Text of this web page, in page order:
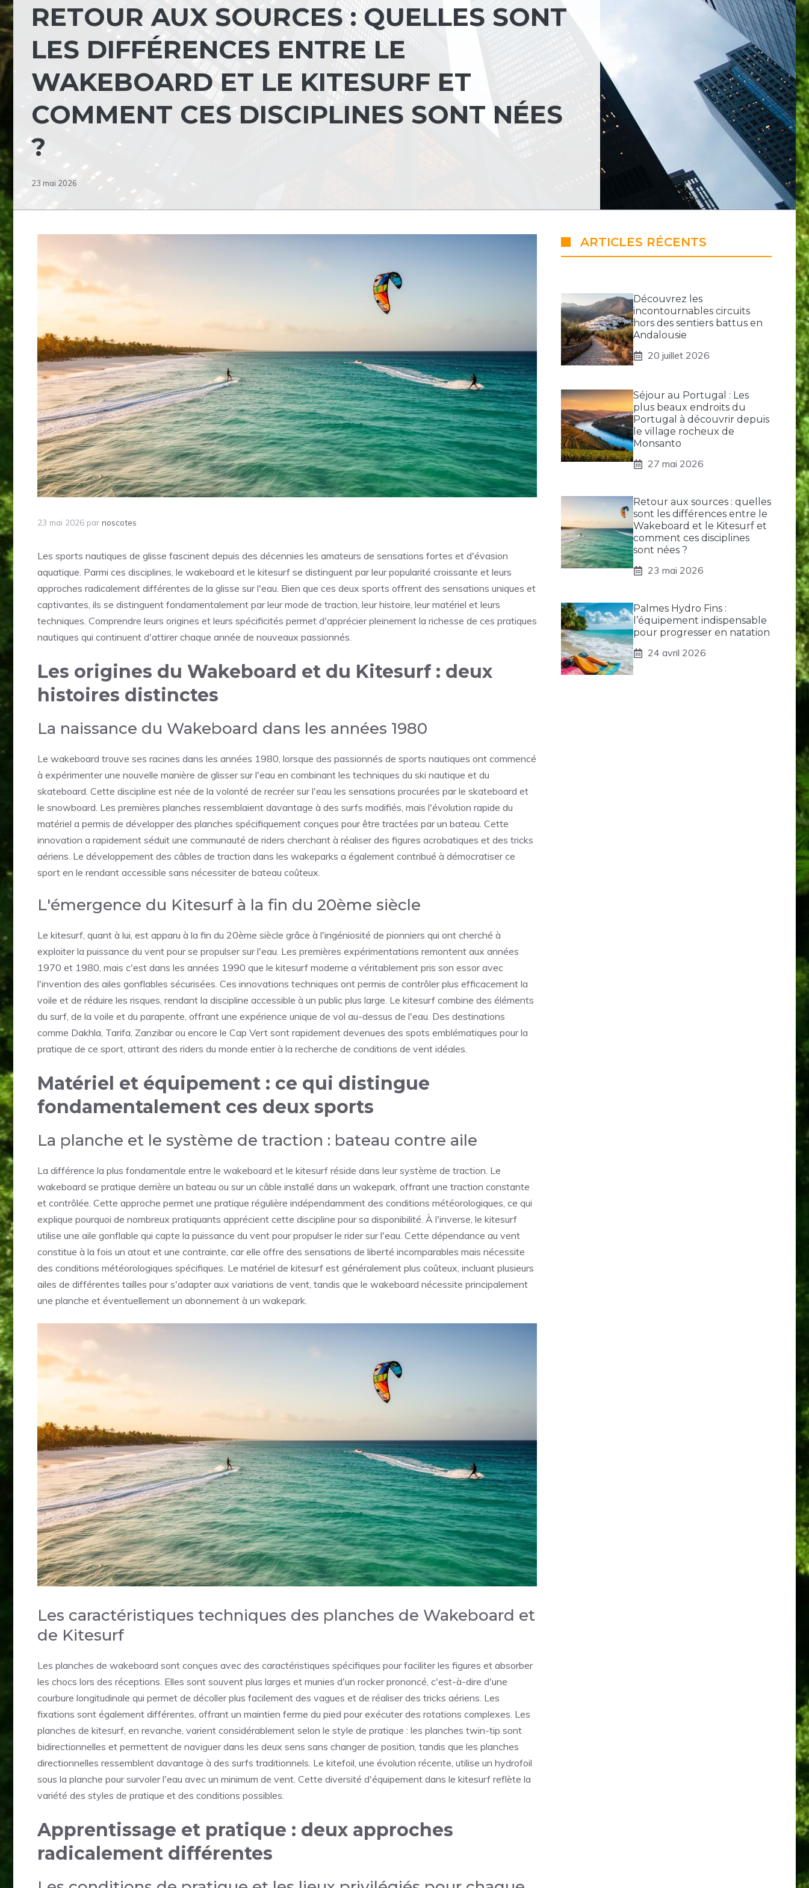
RETOUR AUX SOURCES : QUELLES SONT
LES DIFFÉRENCES ENTRE LE
WAKEBOARD ET LE KITESURF ET
COMMENT CES DISCIPLINES SONT NÉES
?
23 mai 2026
23 mai 2026 par noscotes
Les sports nautiques de glisse fascinent depuis des décennies les amateurs de sensations fortes et d'évasion
aquatique. Parmi ces disciplines, le wakeboard et le kitesurf se distinguent par leur popularité croissante et leurs
approches radicalement différentes de la glisse sur l'eau. Bien que ces deux sports offrent des sensations uniques et
captivantes, ils se distinguent fondamentalement par leur mode de traction, leur histoire, leur matériel et leurs
techniques. Comprendre leurs origines et leurs spécificités permet d'apprécier pleinement la richesse de ces pratiques
nautiques qui continuent d'attirer chaque année de nouveaux passionnés.
Les origines du Wakeboard et du Kitesurf : deux
histoires distinctes
La naissance du Wakeboard dans les années 1980
Le wakeboard trouve ses racines dans les années 1980, lorsque des passionnés de sports nautiques ont commencé
à expérimenter une nouvelle manière de glisser sur l'eau en combinant les techniques du ski nautique et du
skateboard. Cette discipline est née de la volonté de recréer sur l'eau les sensations procurées par le skateboard et
le snowboard. Les premières planches ressemblaient davantage à des surfs modifiés, mais l'évolution rapide du
matériel a permis de développer des planches spécifiquement conçues pour être tractées par un bateau. Cette
innovation a rapidement séduit une communauté de riders cherchant à réaliser des figures acrobatiques et des tricks
aériens. Le développement des câbles de traction dans les wakeparks a également contribué à démocratiser ce
sport en le rendant accessible sans nécessiter de bateau coûteux.
L'émergence du Kitesurf à la fin du 20ème siècle
Le kitesurf, quant à lui, est apparu à la fin du 20ème siècle grâce à l'ingéniosité de pionniers qui ont cherché à
exploiter la puissance du vent pour se propulser sur l'eau. Les premières expérimentations remontent aux années
1970 et 1980, mais c'est dans les années 1990 que le kitesurf moderne a véritablement pris son essor avec
l'invention des ailes gonflables sécurisées. Ces innovations techniques ont permis de contrôler plus efficacement la
voile et de réduire les risques, rendant la discipline accessible à un public plus large. Le kitesurf combine des éléments
du surf, de la voile et du parapente, offrant une expérience unique de vol au-dessus de l'eau. Des destinations
comme Dakhla, Tarifa, Zanzibar ou encore le Cap Vert sont rapidement devenues des spots emblématiques pour la
pratique de ce sport, attirant des riders du monde entier à la recherche de conditions de vent idéales.
Matériel et équipement : ce qui distingue
fondamentalement ces deux sports
La planche et le système de traction : bateau contre aile
La différence la plus fondamentale entre le wakeboard et le kitesurf réside dans leur système de traction. Le
wakeboard se pratique derrière un bateau ou sur un câble installé dans un wakepark, offrant une traction constante
et contrôlée. Cette approche permet une pratique régulière indépendamment des conditions météorologiques, ce qui
explique pourquoi de nombreux pratiquants apprécient cette discipline pour sa disponibilité. À l'inverse, le kitesurf
utilise une aile gonflable qui capte la puissance du vent pour propulser le rider sur l'eau. Cette dépendance au vent
constitue à la fois un atout et une contrainte, car elle offre des sensations de liberté incomparables mais nécessite
des conditions météorologiques spécifiques. Le matériel de kitesurf est généralement plus coûteux, incluant plusieurs
ailes de différentes tailles pour s'adapter aux variations de vent, tandis que le wakeboard nécessite principalement
une planche et éventuellement un abonnement à un wakepark.
Les caractéristiques techniques des planches de Wakeboard et
de Kitesurf
Les planches de wakeboard sont conçues avec des caractéristiques spécifiques pour faciliter les figures et absorber
les chocs lors des réceptions. Elles sont souvent plus larges et munies d'un rocker prononcé, c'est-à-dire d'une
courbure longitudinale qui permet de décoller plus facilement des vagues et de réaliser des tricks aériens. Les
fixations sont également différentes, offrant un maintien ferme du pied pour exécuter des rotations complexes. Les
planches de kitesurf, en revanche, varient considérablement selon le style de pratique : les planches twin-tip sont
bidirectionnelles et permettent de naviguer dans les deux sens sans changer de position, tandis que les planches
directionnelles ressemblent davantage à des surfs traditionnels. Le kitefoil, une évolution récente, utilise un hydrofoil
sous la planche pour survoler l'eau avec un minimum de vent. Cette diversité d'équipement dans le kitesurf reflète la
variété des styles de pratique et des conditions possibles.
Apprentissage et pratique : deux approches
radicalement différentes
ARTICLES RÉCENTS
Découvrez les
incontournables circuits
hors des sentiers battus en
Andalousie
20 juillet 2026
Séjour au Portugal : Les
plus beaux endroits du
Portugal à découvrir depuis
le village rocheux de
Monsanto
27 mai 2026
Retour aux sources : quelles
sont les différences entre le
Wakeboard et le Kitesurf et
comment ces disciplines
sont nées ?
23 mai 2026
Palmes Hydro Fins :
l’équipement indispensable
pour progresser en natation
24 avril 2026